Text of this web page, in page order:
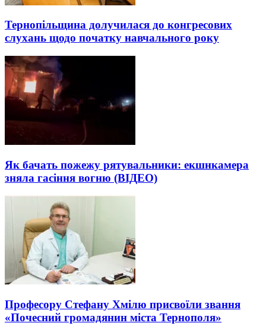
Тернопільщина долучилася до конгресових
слухань щодо початку навчального року
Як бачать пожежу рятувальники: екшнкамера
зняла гасіння вогню (ВІДЕО)
Професору Стефану Хмілю присвоїли звання
«Почесний громадянин міста Тернополя»